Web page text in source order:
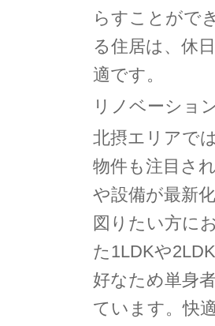
らすことがで
る住居は、休
適です。
リノベーショ
北摂エリアで
物件も注目さ
や設備が最新
図りたい方に
た1LDKや
好なため単身
ています。快